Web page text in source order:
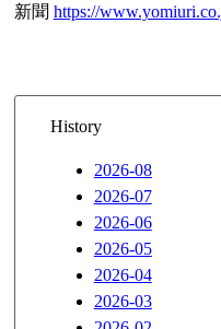
新聞 https://
History
2026-08
2026-07
2026-06
2026-05
2026-04
2026-03